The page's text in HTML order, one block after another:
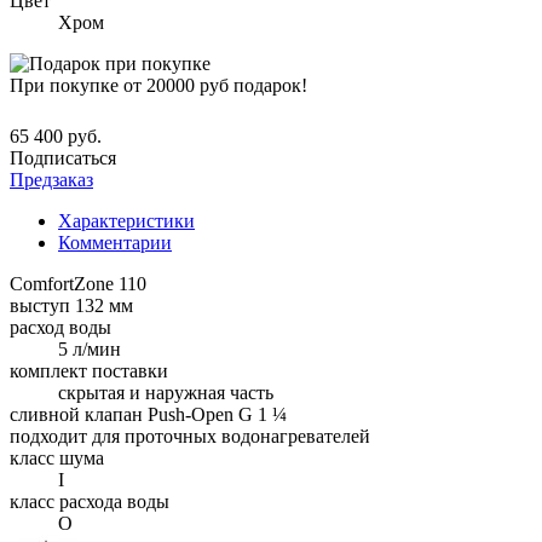
Хром
При покупке от 20000 руб подарок!
65 400 руб.
Подписаться
Предзаказ
Характеристики
Комментарии
ComfortZone 110
выступ 132 мм
расход воды
5 л/мин
комплект поставки
скрытая и наружная часть
сливной клапан Push-Open G 1 ¼
подходит для проточных водонагревателей
класс шума
I
класс расхода воды
O